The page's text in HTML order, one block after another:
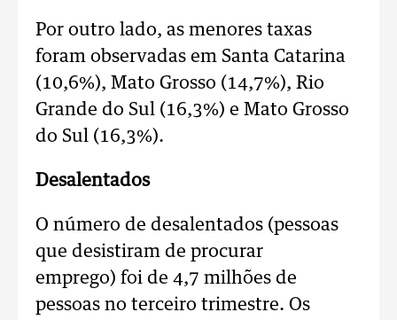
Por outro lado, as menores taxas
foram observadas em Santa Catarina
(10,6%), Mato Grosso (14,7%), Rio
Grande do Sul (16,3%) e Mato Grosso
do Sul (16,3%).
Desalentados
O número de desalentados (pessoas
que desistiram de procurar
emprego) foi de 4,7 milhões de
pessoas no terceiro trimestre. Os